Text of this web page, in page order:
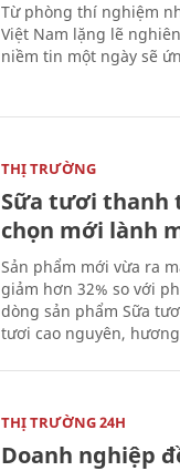
Từ phòng thí nghiệm
Việt Nam lặng lẽ
niềm tin một ngày sẽ
THỊ TRƯỜNG
Sữa tươi thanh
chọn mới lành
Sản phẩm mới vừa ra
giảm hơn 32% so với
dòng sản phẩm Sữa
tươi cao nguyên,
THỊ TRƯỜNG 24H
Doanh nghiệp